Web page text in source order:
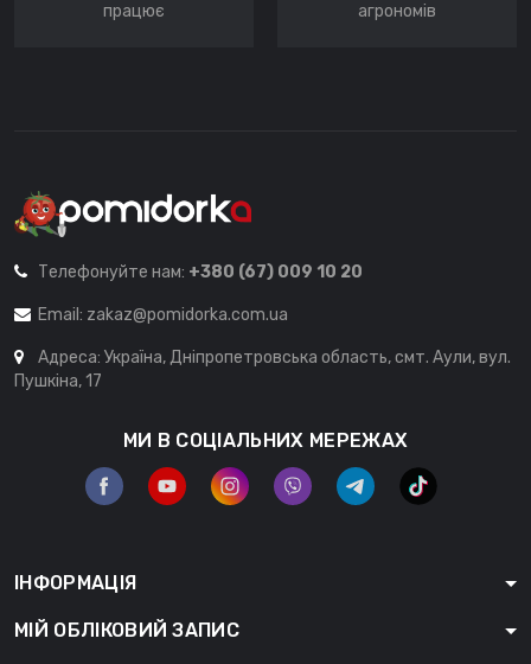
працює
агрономів
Телефонуйте нам: +380 (67) 009 10 20
Email: zakaz@pomidorka.com.ua
Адреса: Україна, Дніпропетровська область, смт. Аули, вул.
Пушкіна, 17
МИ В СОЦІАЛЬНИХ МЕРЕЖАХ
ІНФОРМАЦІЯ
МІЙ ОБЛІКОВИЙ ЗАПИС